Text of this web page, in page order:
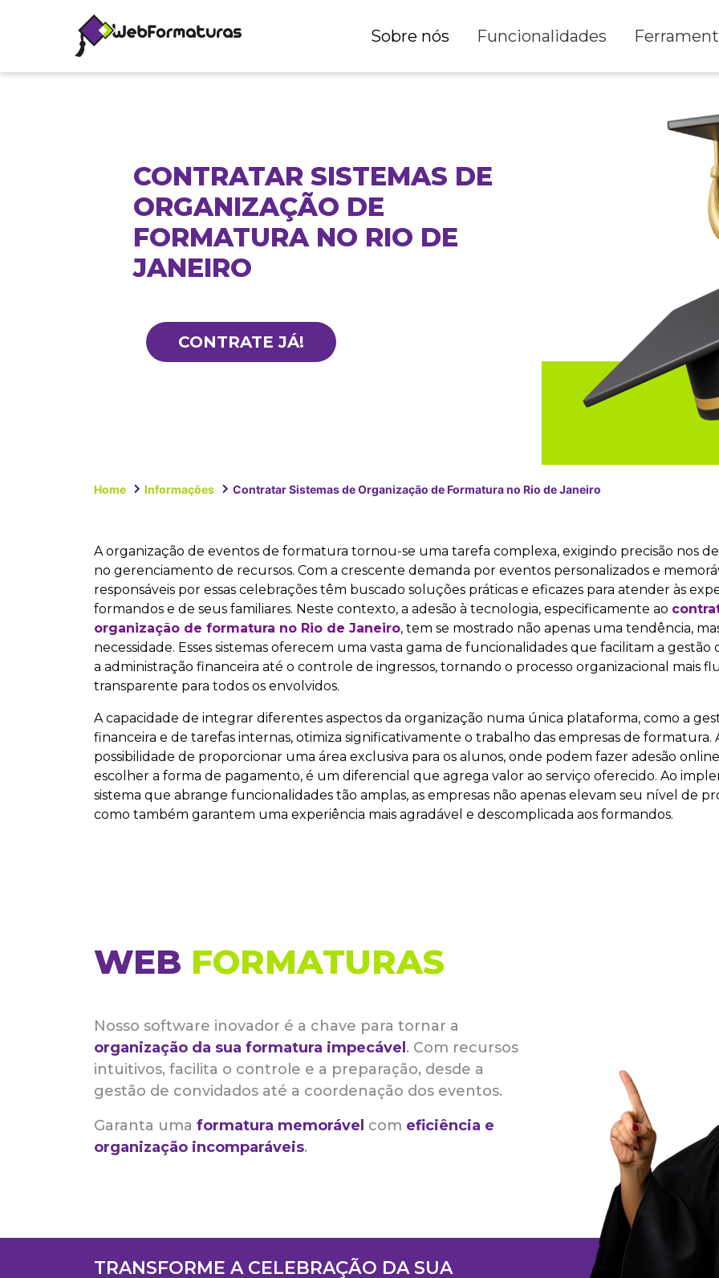
Sobre nós Funcionalidades
CONTRATAR SISTEMAS DE
ORGANIZAÇÃO DE
FORMATURA NO RIO DE
JANEIRO
CONTRATE JÁ!
Home Informações Contratar Sistemas de Organização de Formatura no Rio de Janeiro
A organização de eventos de formatura tornou-se uma tarefa complexa, exigindo precisão nos
no gerenciamento de recursos. Com a crescente demanda por eventos personalizados e
responsáveis por essas celebrações têm buscado soluções práticas e eficazes para atender às
formandos e de seus familiares. Neste contexto, a adesão à tecnologia, especificamente ao
organização de formatura no Rio de Janeiro, tem se mostrado não apenas uma tendência,
necessidade. Esses sistemas oferecem uma vasta gama de funcionalidades que facilitam a gestão
a administração financeira até o controle de ingressos, tornando o processo organizacional mais
transparente para todos os envolvidos.
A capacidade de integrar diferentes aspectos da organização numa única plataforma, como a
financeira e de tarefas internas, otimiza significativamente o trabalho das empresas de formatura.
possibilidade de proporcionar uma área exclusiva para os alunos, onde podem fazer adesão
escolher a forma de pagamento, é um diferencial que agrega valor ao serviço oferecido. Ao
sistema que abrange funcionalidades tão amplas, as empresas não apenas elevam seu nível de
como também garantem uma experiência mais agradável e descomplicada aos formandos.
WEB FORMATURAS
Nosso software inovador é a chave para tornar a
organização da sua formatura impecável . Com recursos
intuitivos, facilita o controle e a preparação, desde a
gestão de convidados até a coordenação dos eventos.
Garanta uma formatura memorável com eficiência e
organização incomparáveis.
TRANSFORME A CELEBRAÇÃO DA SUA